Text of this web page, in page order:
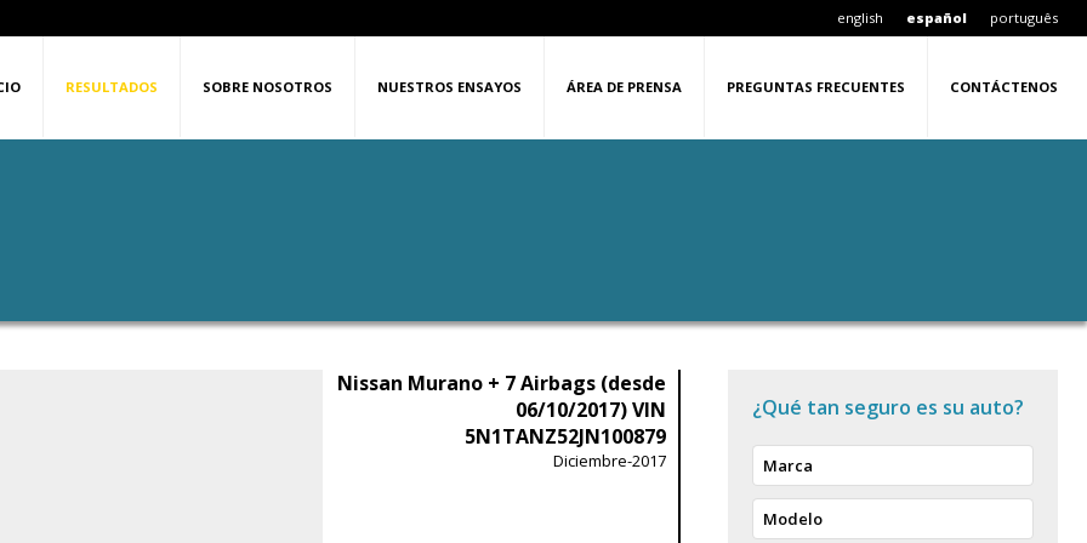
english español português
RESULTADOS SOBRE NOSOTROS NUESTROS ENSAYOS ÁREA DE PRENSA PREGUNTAS FRECUENTES CONTÁCTENOS
Nissan Murano + 7 Airbags (desde
06/10/2017) VIN
5N1TANZ52JN100879
Diciembre-2017
¿Qué tan seguro es su auto?
Marca
Modelo